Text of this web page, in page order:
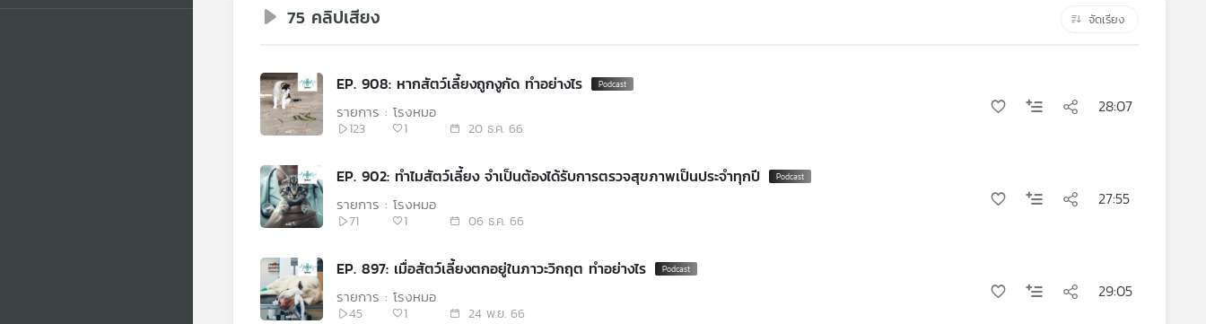
75 คลิปเสียง จัดเรียง
EP. 908: หากสัตว์เลี้ยงถูกงูกัด ทำอย่างไร
123 1 20 ธ.ค. 66
รายการ : โรงหมอ 28:07
EP. 902: ทำไมสัตว์เลี้ยง จำเป็นต้องได้รับการตรวจสุขภาพเป็นประจำทุกปี
71 1 06 ธ.ค. 66
รายการ : โรงหมอ 27:55
EP. 897: เมื่อสัตว์เลี้ยงตกอยู่ในภาวะวิกฤต ทำอย่างไร
45 1 24 พ.ย. 66
รายการ : โรงหมอ 29:05